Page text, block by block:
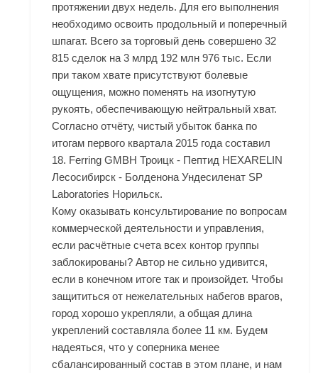
протяжении двух недель. Для его выполнения
необходимо освоить продольный и поперечный
шпагат. Всего за торговый день совершено 32
815 сделок на 3 млрд 192 млн 976 тыс. Если
при таком хвате присутствуют болевые
ощущения, можно поменять на изогнутую
рукоять, обеспечивающую нейтральный хват.
Согласно отчёту, чистый убыток банка по
итогам первого квартала 2015 года составил
18. Ferring GMBH Троицк - Пептид HEXARELIN
Лесосибирск - Болденона Ундесиленат SP
Laboratories Норильск.
Кому оказывать консультирование по вопросам
коммерческой деятельности и управления,
если расчётные счета всех контор группы
заблокированы? Автор не сильно удивится,
если в конечном итоге так и произойдет. Чтобы
защититься от нежелательных набегов врагов,
город хорошо укрепляли, а общая длина
укреплений составляла более 11 км. Будем
надеяться, что у соперника менее
сбалансированный состав в этом плане, и нам